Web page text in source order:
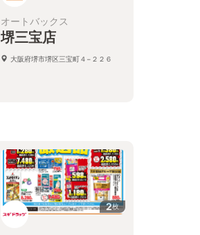
オートバックス
堺三宝店
大阪府堺市堺区三宝町４−２２６
2枚